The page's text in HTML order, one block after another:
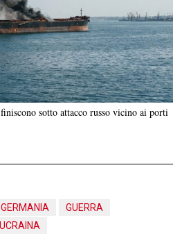
sotto attacco russo vicino ai porti
GERMANIA
GUERRA
UCRAINA